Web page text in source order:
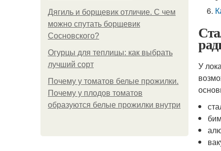
Дягиль и борщевик отличие. С чем
можно спутать борщевик
Сосновского?
Огурцы для теплицы: как выбрать
лучший сорт
Почему у томатов белые прожилки.
Почему у плодов томатов
образуются белые прожилки внутри
У